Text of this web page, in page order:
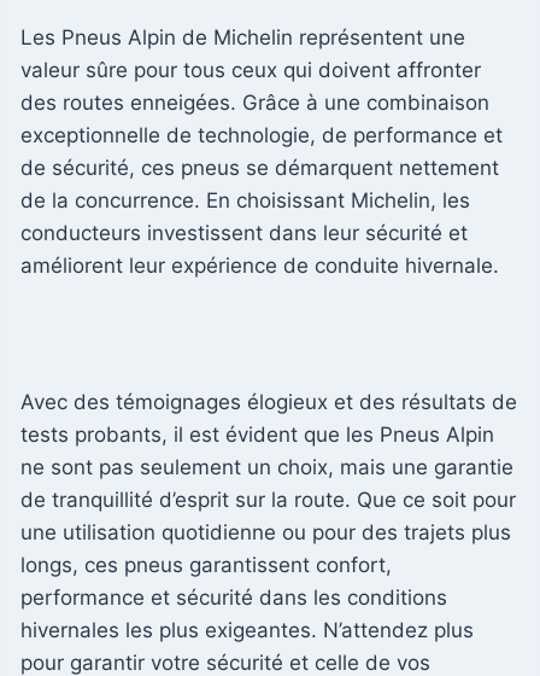
Les Pneus Alpin de Michelin représentent une
valeur sûre pour tous ceux qui doivent affronter
des routes enneigées. Grâce à une combinaison
exceptionnelle de technologie, de performance et
de sécurité, ces pneus se démarquent nettement
de la concurrence. En choisissant Michelin, les
conducteurs investissent dans leur sécurité et
améliorent leur expérience de conduite hivernale.
Avec des témoignages élogieux et des résultats de
tests probants, il est évident que les Pneus Alpin
ne sont pas seulement un choix, mais une garantie
de tranquillité d’esprit sur la route. Que ce soit pour
une utilisation quotidienne ou pour des trajets plus
longs, ces pneus garantissent confort,
performance et sécurité dans les conditions
hivernales les plus exigeantes. N’attendez plus
pour garantir votre sécurité et celle de vos